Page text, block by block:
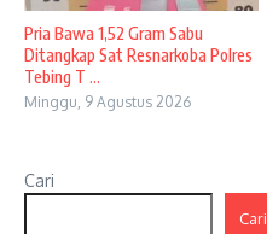
Pria Bawa 1,52 Gram Sabu
Ditangkap Sat Resnarkoba Polres
Tebing T ...
Minggu, 9 Agustus 2026
Cari
Cari